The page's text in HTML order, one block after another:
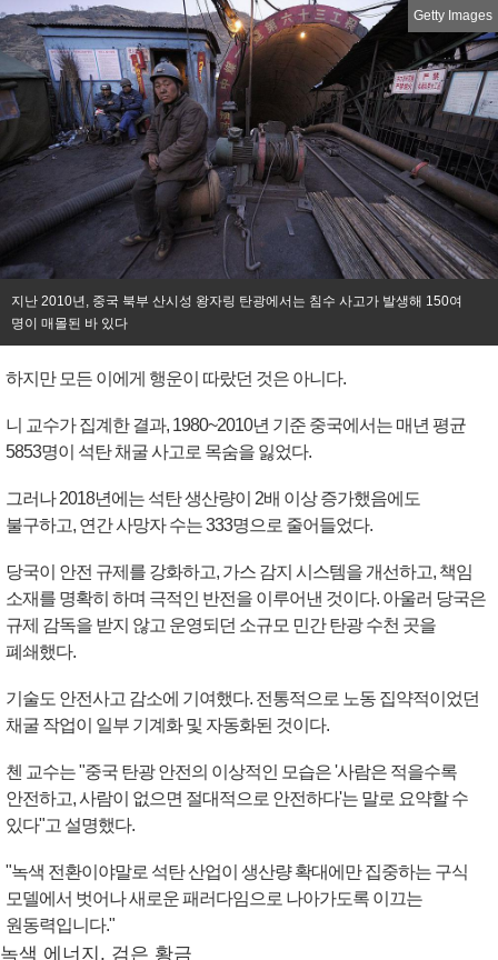
Getty Images
지난 2010년, 중국 북부 산시성 왕자링 탄광에서는 침수 사고가 발생해 150여
명이 매몰된 바 있다
하지만 모든 이에게 행운이 따랐던 것은 아니다.
니 교수가 집계한 결과, 1980~2010년 기준 중국에서는 매년 평균
5853명이 석탄 채굴 사고로 목숨을 잃었다.
그러나 2018년에는 석탄 생산량이 2배 이상 증가했음에도
불구하고, 연간 사망자 수는 333명으로 줄어들었다.
당국이 안전 규제를 강화하고, 가스 감지 시스템을 개선하고, 책임
소재를 명확히 하며 극적인 반전을 이루어낸 것이다. 아울러 당국은
규제 감독을 받지 않고 운영되던 소규모 민간 탄광 수천 곳을
폐쇄했다.
기술도 안전사고 감소에 기여했다. 전통적으로 노동 집약적이었던
채굴 작업이 일부 기계화 및 자동화된 것이다.
첸 교수는 "중국 탄광 안전의 이상적인 모습은 '사람은 적을수록
안전하고, 사람이 없으면 절대적으로 안전하다'는 말로 요약할 수
있다"고 설명했다.
"녹색 전환이야말로 석탄 산업이 생산량 확대에만 집중하는 구식
모델에서 벗어나 새로운 패러다임으로 나아가도록 이끄는
원동력입니다."
녹색 에너지, 검은 황금